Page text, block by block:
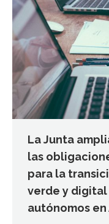
La Junta
las
para la
verde y
autónomos